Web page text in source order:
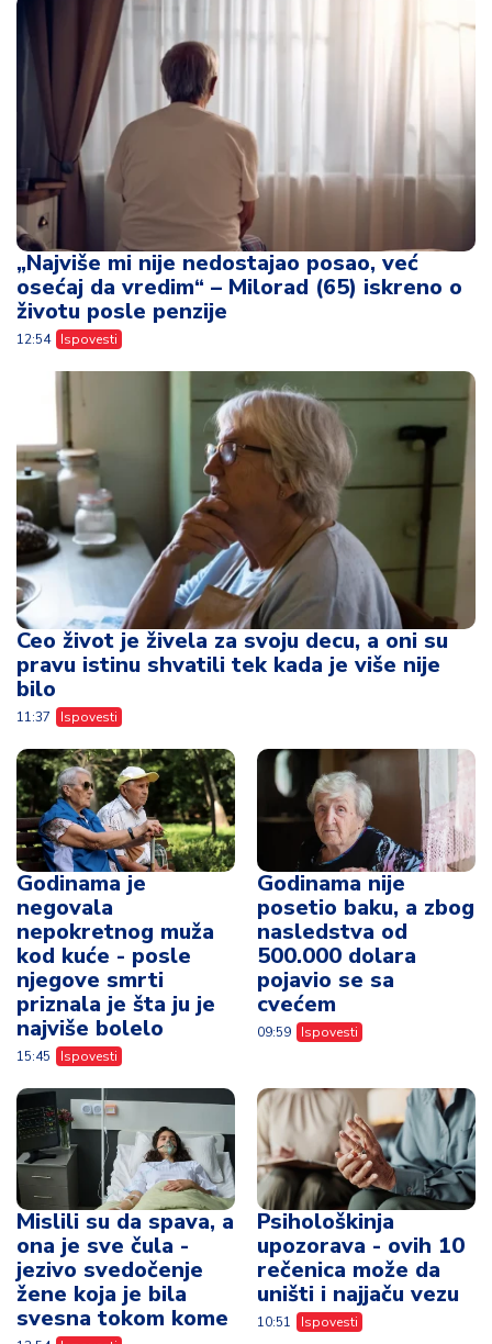
„Najviše mi nije nedostajao posao, već
osećaj da vredim“ – Milorad (65) iskreno o
životu posle penzije
Ispovesti
Ceo život je živela za svoju decu, a oni su
pravu istinu shvatili tek kada je više nije
bilo
11:37 Ispovesti
Godinama je
negovala
nepokretnog muža
kod kuće - posle
njegove smrti
priznala je šta ju je
najviše bolelo
15:45 Ispovesti
Godinama nije
500.000 dolara
pojavio se sa
cvećem
09:59 Ispovesti
Mislili su da spava, a
ona je sve čula -
jezivo svedočenje
žene koja je bila
svesna tokom kome
13:54 Ispovesti
Psihološkinja
upozorava - ovih 10
uništi i najjaču vezu
10:51 Ispovesti
Vidi sve vesti
Moj hobi